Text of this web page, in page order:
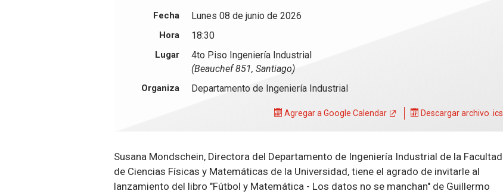
Fecha Lunes 08 de junio de 2026
Hora 18:30
Lugar
4to Piso Ingeniería Industrial
(Beauchef 851, Santiago)
Organiza Departamento de Ingeniería Industrial
Agregar a Google Calendar Descargar archivo .ics
Susana Mondschein, Directora del Departamento de Ingeniería Industrial de la Facultad
de Ciencias Físicas y Matemáticas de la Universidad, tiene el agrado de invitarle al
lanzamiento del libro "Fútbol y Matemática - Los datos no se manchan" de Guillermo